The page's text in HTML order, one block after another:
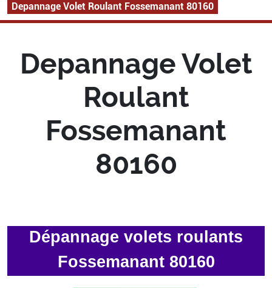
Depannage Volet Roulant Fossemanant 80160
Depannage Volet
Roulant
Fossemanant
80160
Dépannage volets roulants
Fossemanant 80160